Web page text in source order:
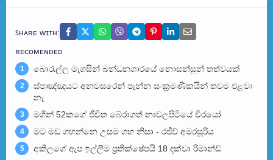
ꜱʜᴀʀᴇ ᴡɪᴛʜ:
ʀᴇᴄᴏᴍᴇɴᴅᴇᴅ
1 බොරැල්ල මැගසින් බන්ධනගාරයේ නොසන්සුන් තත්වයක්
2
ස්පාඤ්ඤයට අනවසරෙන් පැන්න සංක්‍රමණිකයින් තවම එළවා
නෑ
3 මගීන් 52කගේ ජීවිත බේරා­ගත් නාව­ල­පි­ටියේ වීරයෝ
4 මට මඩ ගහන්නෙ උසම ගහ නිසා - රජීව් අමරසූරිය
5 අකිලගේ ඇප ඉල්ලීම ප්‍රතික්ෂේපයි 18 දක්වා රිමාන්ඩ්